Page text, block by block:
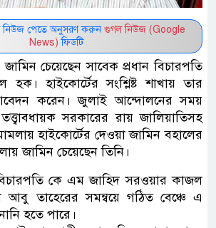
নিউজ পেতে অনুসরণ করুন গুগল নিউজ (Google
News) ফিডটি
চেয়েছেন সাবেক প্রধান বিচারপতি
হাইকোর্টের সংশ্লিষ্ট শাখায় তার
করেন। জুলাই আন্দোলনের সময়
সরকারের রায় জালিয়াতিসহ
হাইকোর্টের দেওয়া জামিন বহালের
জামিন চেয়েছেন তিনি।
কে এম জাহিদ সরওয়ার কাজল
আবু তাহেরের সমন্বয়ে গঠিত বেঞ্চে এ
হতে পারে।